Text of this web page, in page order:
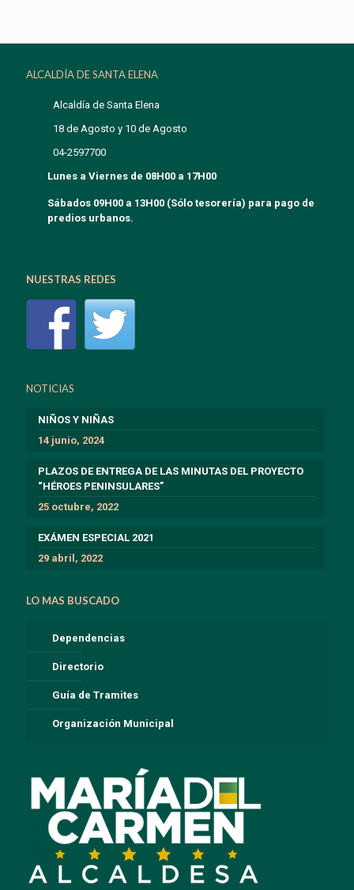
ALCALDÍA DE SANTA ELENA
Alcaldía de Santa Elena
18 de Agosto y 10 de Agosto
04-2597700
Lunes a Viernes de 08H00 a 17H00
Sábados 09H00 a 13H00 (Sólo tesorería) para pago de
predios urbanos.
NUESTRAS REDES
NOTICIAS
NIÑOS Y NIÑAS
14 junio, 2024
PLAZOS DE ENTREGA DE LAS MINUTAS DEL PROYECTO
“HÉROES PENINSULARES”
25 octubre, 2022
EXÁMEN ESPECIAL 2021
29 abril, 2022
LO MAS BUSCADO
Dependencias
Directorio
Guía de Tramites
Organización Municipal